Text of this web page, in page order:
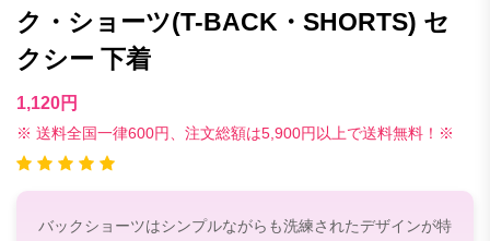
ク・ショーツ(T-BACK・SHORTS) セ
クシー 下着
1,120円
※ 送料全国一律600円、注文総額は5,900円以上で送料無料！※
バックショーツはシンプルながらも洗練されたデザインが特